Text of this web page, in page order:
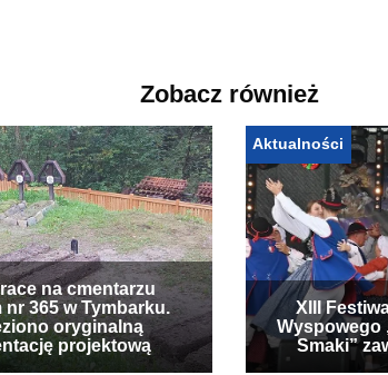
Zobacz również
na cmentarzu
365 w Tymbarku.
oryginalną
projektową
Aktualności
XIII
Wyspowego
Smaki”